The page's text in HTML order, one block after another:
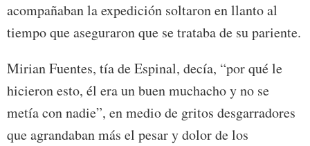
acompañaban la expedición soltaron en llanto al
tiempo que aseguraron que se trataba de su pariente.
Mirian Fuentes, tía de Espinal, decía, “por qué le
hicieron esto, él era un buen muchacho y no se
metía con nadie”, en medio de gritos desgarradores
que agrandaban más el pesar y dolor de los